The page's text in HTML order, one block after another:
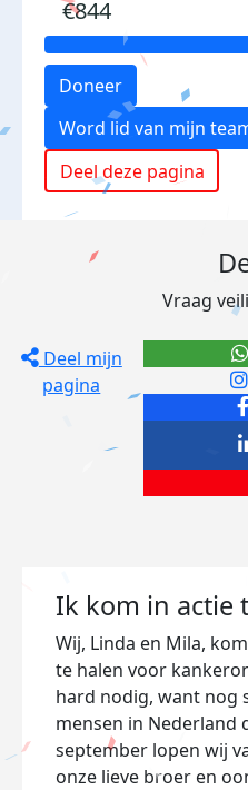
€844
Doneer
Word lid van mijn
Deel deze pagina
Deel mijn
pagina
Vraag
Ik kom in actie
Wij, Linda en Mila,
te halen voor
hard nodig, want nog
mensen in Nederland
september lopen wij
onze lieve broer en